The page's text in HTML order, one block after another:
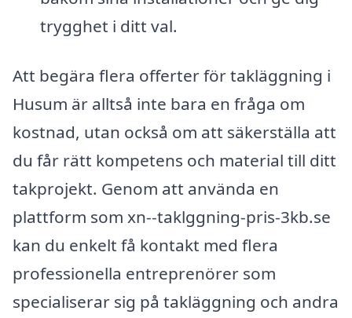
trygghet i ditt val.
Att begära flera offerter för takläggning i
Husum är alltså inte bara en fråga om
kostnad, utan också om att säkerställa att
du får rätt kompetens och material till ditt
takprojekt. Genom att använda en
plattform som xn--taklggning-pris-3kb.se
kan du enkelt få kontakt med flera
professionella entreprenörer som
specialiserar sig på takläggning och andra